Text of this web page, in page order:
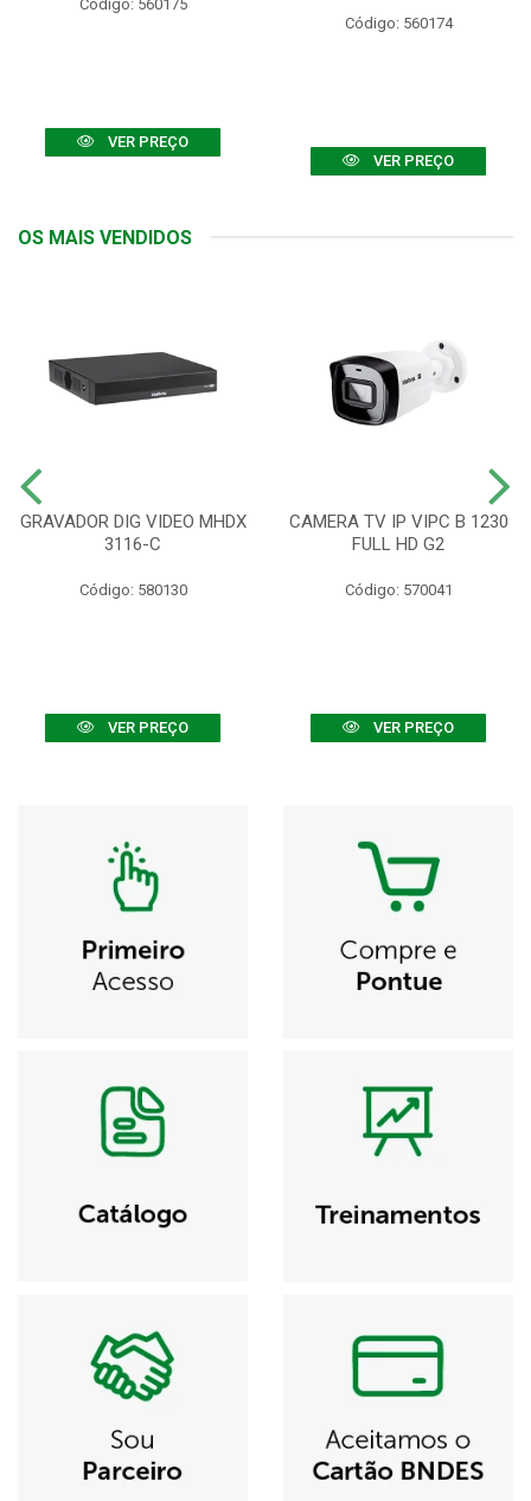
Código: 560175
VER PREÇO
Código: 560174
VER PREÇO
OS MAIS VENDIDOS
GRAVADOR DIG VIDEO MHDX
3116-C
Código: 580130
VER PREÇO
CAMERA TV IP VIPC B 1230
FULL HD G2
Código: 570041
VER PREÇO